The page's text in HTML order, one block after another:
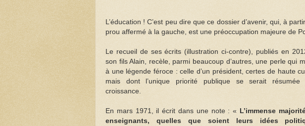
L’éducation ! C’est peu dire que ce dossier d’avenir, qui, à
prou affermé à la gauche, est une préoccupation majeure de
Le recueil de ses écrits (illustration ci-contre), publiés en
son fils Alain, recèle, parmi beaucoup d’autres, une perle qui
à une légende féroce : celle d’un président, certes de haute
mais dont l’unique priorité publique se serait
croissance.
En mars 1971, il écrit dans une note : «
L’immense
enseignants, quelles que soient leurs idées